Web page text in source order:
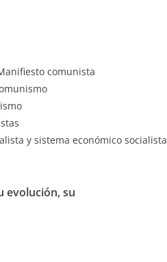
comunista
y sistema económico socialista
evolución, su